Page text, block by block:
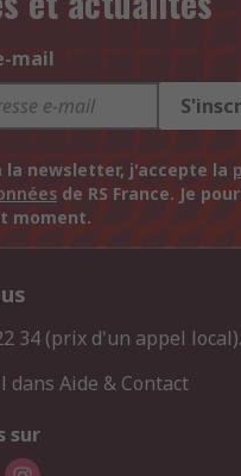
mail
la newsletter, j'accepte la
de RS France. Je
moment.
34 (prix d'un appel local).
dans Aide & Contact
sur